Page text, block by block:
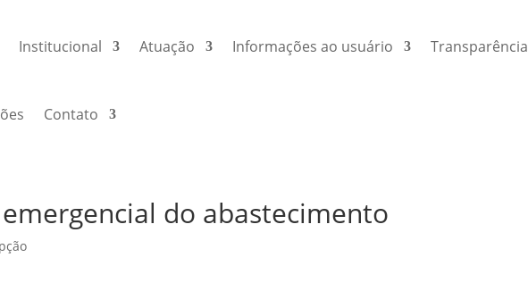
Institucional Atuação Informações ao usuário Transparência
Contato
do abastecimento